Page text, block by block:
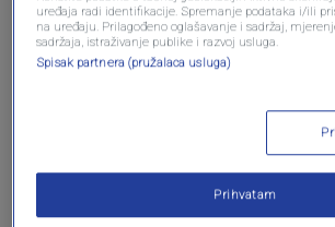
uređaja radi identifikacije. Spremanje podataka i/ili
na uređaju. Prilagođeno oglašavanje i sadržaj,
sadržaja, istraživanje publike i razvoj usluga.
Spisak partnera (pružalaca usluga)
Prihvatam